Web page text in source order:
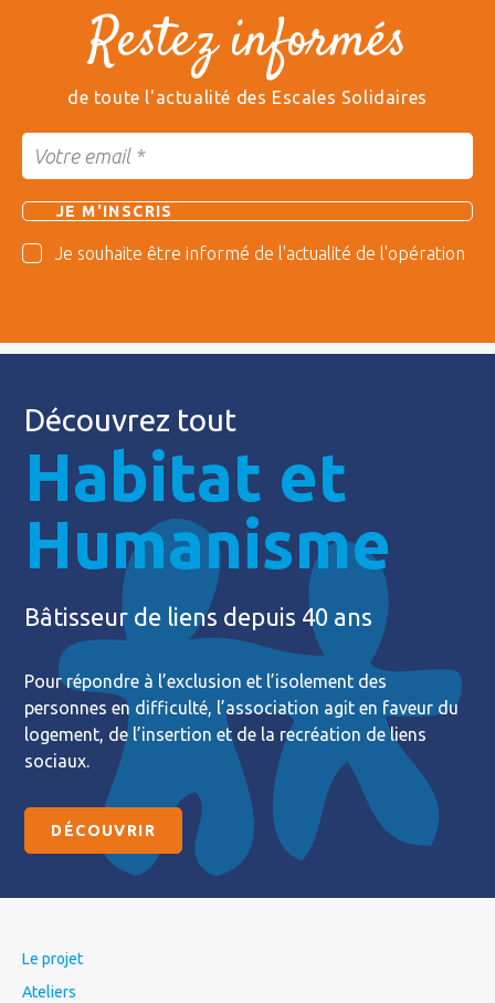
Restez informés
de toute l'actualité des Escales Solidaires
Je souhaite être informé de l'actualité de l'opération
Découvrez tout
Habitat et
Humanisme
Bâtisseur de liens depuis 40 ans
Pour répondre à l’exclusion et l’isolement des
personnes en difficulté, l’association agit en faveur du
logement, de l’insertion et de la recréation de liens
sociaux.
DÉCOUVRIR
Le projet
Ateliers